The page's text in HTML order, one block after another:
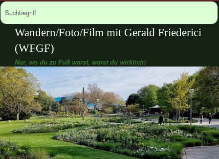
Wandern/Foto/Film mit Gerald Friederici
(WFGF)
Nur, wo du zu Fuß warst, warst du wirklich!